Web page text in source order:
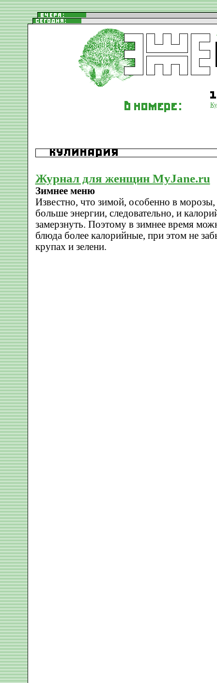
Журнал для женщин MyJane.ru
Зимнее меню
Известно, что зимой, особенно в морозы,
больше энергии, следовательно, и
замерзнуть. Поэтому в зимнее время
блюда более калорийные, при этом не
крупах и зелени.